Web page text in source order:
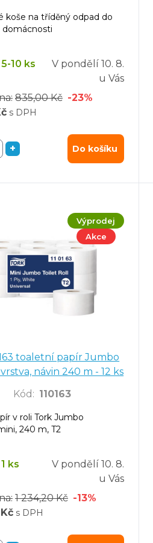
K201
bílé, návin 280 m, 6 ks
- 3750 ks
vrstvy, zelené, 3750 ks
ks
maxi, bílý, T1
- 27 ks
5 l
koše na tříděný odpad do
domácnosti
10 ks V pondělí 10. 8.
u Vás
835,00 Kč -23%
s DPH
+ Do košíku
Výprodej
Akce
toaletní papír Jumbo
vrstva, návin 240 m - 12 ks
Kód : 110163
v roli Tork Jumbo
240 m, T2
ks V pondělí 10. 8.
u Vás
1 234,20 Kč -13%
s DPH